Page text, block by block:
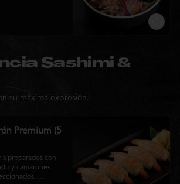
Nikkei llena de
Sashimi &
su máxima expresión.
Premium (5
preparados con
y camarones